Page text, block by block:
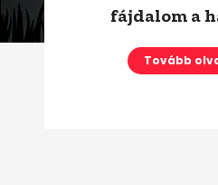
fájdalom a
Tovább